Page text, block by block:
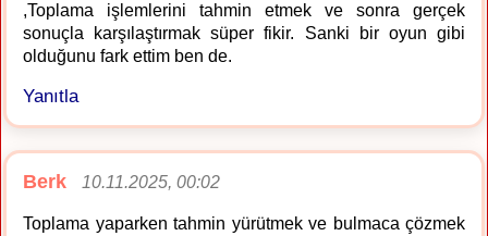
,Toplama işlemlerini tahmin etmek ve sonra gerçek
sonuçla karşılaştırmak süper fikir. Sanki bir oyun gibi
olduğunu fark ettim ben de.
Yanıtla
Berk 10.11.2025, 00:02
Toplama yaparken tahmin yürütmek ve bulmaca çözmek